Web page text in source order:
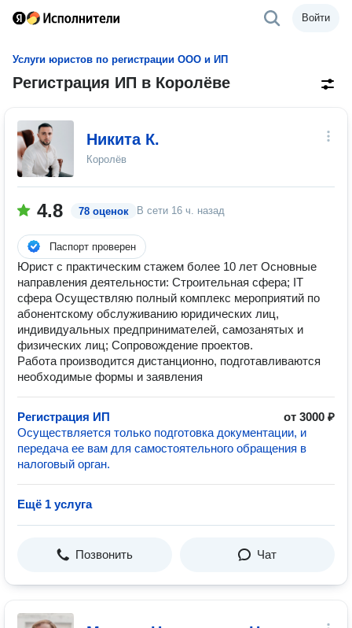
Войти
Услуги юристов по регистрации ООО и ИП
Регистрация ИП в Королёве
Никита К.
Королёв
4.8 78 оценок В сети 16 ч. назад
Паспорт проверен
Юрист с практическим стажем более 10 лет Основные
направления деятельности: Строительная сфера; IT
сфера Осуществляю полный комплекс мероприятий по
абонентскому обслуживанию юридических лиц,
индивидуальных предпринимателей, самозанятых и
физических лиц; Сопровождение проектов.
Работа производится дистанционно, подготавливаются
необходимые формы и заявления
Регистрация ИП
от 3000 ₽
Осуществляется только подготовка документации, и
передача ее вам для самостоятельного обращения в
налоговый орган.
Ещё 1 услуга
Позвонить Чат